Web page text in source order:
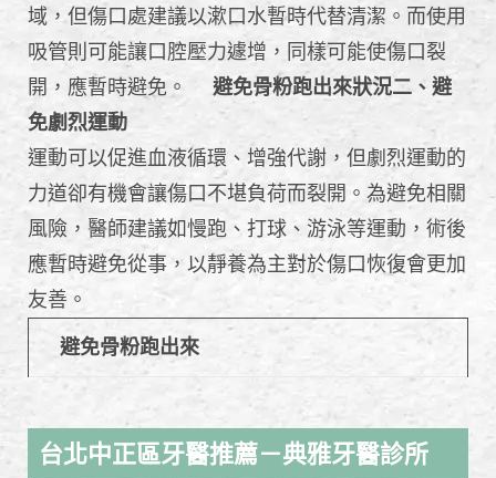
域，但傷口處建議以漱口水暫時代替清潔。而使用
吸管則可能讓口腔壓力遽增，同樣可能使傷口裂
開，應暫時避免。
避免骨粉跑出來狀況二、避
免劇烈運動
運動可以促進血液循環、增強代謝，但劇烈運動的
力道卻有機會讓傷口不堪負荷而裂開。為避免相關
風險，醫師建議如慢跑、打球、游泳等運動，術後
應暫時避免從事，以靜養為主對於傷口恢復會更加
友善。
避免骨粉跑出來
台北中正區牙醫推薦－典雅牙醫診所